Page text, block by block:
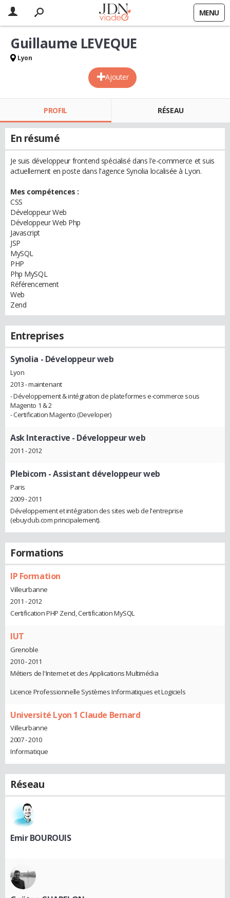
MENU
Ajouter
Guillaume LEVEQUE
Lyon
PROFIL RÉSEAU
En résumé
Je suis développeur frontend spécialisé dans l'e-commerce et suis
actuellement en poste dans l'agence Synolia localisée à Lyon.
Mes compétences :
CSS
Développeur Web
Développeur Web Php
Javascript
JSP
MySQL
PHP
Php MySQL
Référencement
Web
Zend
Entreprises
Synolia - Développeur web
Lyon
2013 - maintenant
- Développement & intégration de plateformes e-commerce sous
Magento 1 & 2
- Certification Magento (Developer)
Ask Interactive - Développeur web
2011 - 2012
Plebicom - Assistant développeur web
Paris
2009 - 2011
Développement et intégration des sites web de l'entreprise
(ebuyclub.com principalement).
Formations
IP Formation
Villeurbanne
2011 - 2012
Certification PHP Zend, Certification MySQL
IUT
Grenoble
2010 - 2011
Métiers de l'Internet et des Applications Multimédia
Licence Professionnelle Systèmes Informatiques et Logiciels
Université Lyon 1 Claude Bernard
Villeurbanne
2007 - 2010
Informatique
Réseau
Emir BOUROUIS